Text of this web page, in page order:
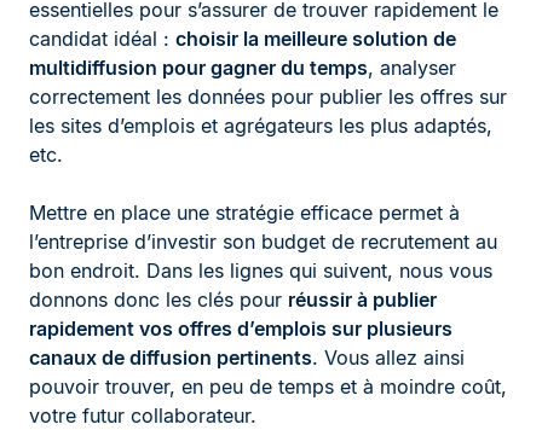
essentielles pour s’assurer de trouver rapidement le
candidat idéal : choisir la meilleure solution de
multidiffusion pour gagner du temps, analyser
correctement les données pour publier les offres sur
les sites d’emplois et agrégateurs les plus adaptés,
etc.
Mettre en place une stratégie efficace permet à
l’entreprise d’investir son budget de recrutement au
bon endroit. Dans les lignes qui suivent, nous vous
donnons donc les clés pour réussir à publier
rapidement vos offres d’emplois sur plusieurs
canaux de diffusion pertinents. Vous allez ainsi
pouvoir trouver, en peu de temps et à moindre coût,
votre futur collaborateur.